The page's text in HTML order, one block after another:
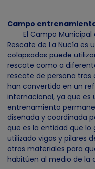
Campo
El Campo Municipal
Rescate de La Nucía es
colapsadas puede
rescate como a
rescate de persona tras
han convertido en un
internacional, ya que es
entrenamiento
diseñada y coordinada
que es la entidad que lo
utilizado vigas y pilares
otros materiales para
habitúen al medio de la